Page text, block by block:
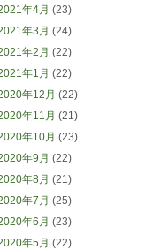
年4月 (23)
年3月 (24)
年2月 (22)
年1月 (22)
年12月 (22)
年11月 (21)
年10月 (23)
年9月 (22)
年8月 (21)
年7月 (25)
年6月 (23)
年5月 (22)